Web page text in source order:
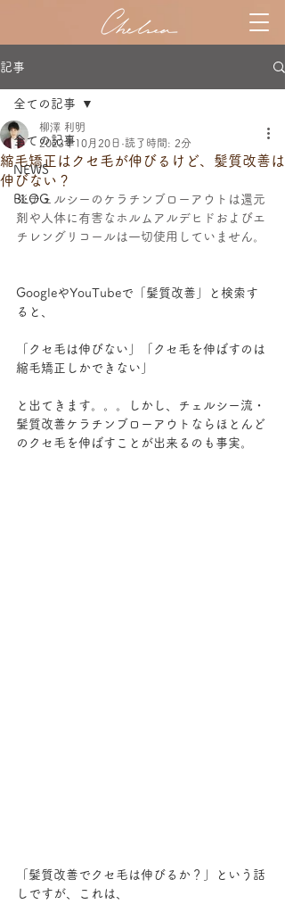
記事
全ての記事
NEWS
BLOG
全ての記事
縮毛矯正はクセ毛が伸びるけど、髪質改善は
伸びない？
柳澤 利明
2023年10月20日 読了時間: 2分
※チェルシーのケラチンブローアウトは還元
剤や人体に有害なホルムアルデヒドおよびエ
チレングリコールは一切使用していません。
GoogleやYouTubeで「髪質改善」と検索す
ると、
「クセ毛は伸びない」「クセ毛を伸ばすのは
縮毛矯正しかできない」
と出てきます。。。しかし、チェルシー流・
髪質改善ケラチンブローアウトならほとんど
のクセ毛を伸ばすことが出来るのも事実。
「髪質改善でクセ毛は伸びるか？」という話
しですが、これは、